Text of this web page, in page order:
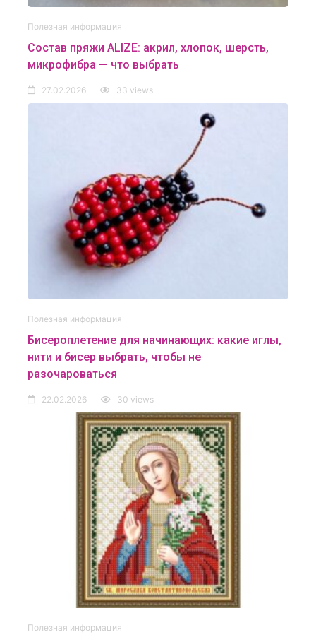
Полезная информация
Состав пряжи ALIZE: акрил, хлопок, шерсть,
микрофибра — что выбрать
27.02.2026 33 views
Полезная информация
Бисероплетение для начинающих: какие иглы,
нити и бисер выбрать, чтобы не
разочароваться
22.02.2026 30 views
Полезная информация